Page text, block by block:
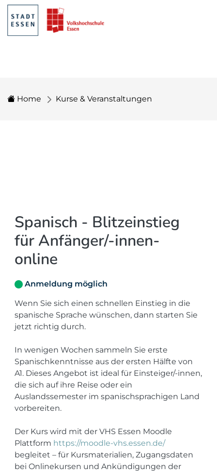
Home Kurse & Veranstaltungen
Spanisch - Blitzeinstieg
für Anfänger/-innen-
online
Anmeldung möglich
Wenn Sie sich einen schnellen Einstieg in die
spanische Sprache wünschen, dann starten Sie
jetzt richtig durch.
In wenigen Wochen sammeln Sie erste
Spanischkenntnisse aus der ersten Hälfte von
A1. Dieses Angebot ist ideal für Einsteiger/-innen,
die sich auf ihre Reise oder ein
Auslandssemester im spanischsprachigen Land
vorbereiten.
Der Kurs wird mit der VHS Essen Moodle
Plattform https://moodle-vhs.essen.de/
begleitet – für Kursmaterialien, Zugangsdaten
bei Onlinekursen und Ankündigungen der